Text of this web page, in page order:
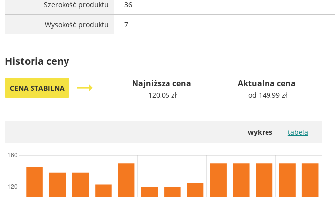
Szerokość produktu 36
Wysokość produktu 7
Historia ceny
CENA STABILNA trending_flat Najniższa cena
120,05 zł
Aktualna cena
od 149,99 zł
wykres tabela